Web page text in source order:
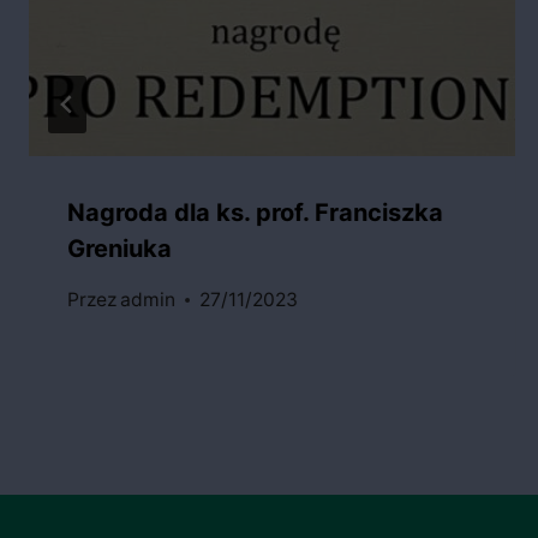
Nagroda dla ks. prof. Franciszka
Greniuka
Przez admin 27/11/2023